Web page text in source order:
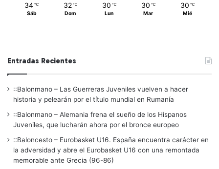
34 ℃
Sáb
32 ℃
Dom
30 ℃
Lun
30 ℃
Mar
30 ℃
Mié
Entradas Recientes
::Balonmano – Las Guerreras Juveniles vuelven a hacer
historia y pelearán por el título mundial en Rumanía
::Balonmano – Alemania frena el sueño de los Hispanos
Juveniles, que lucharán ahora por el bronce europeo
::Baloncesto – Eurobasket U16. España encuentra carácter en
la adversidad y abre el Eurobasket U16 con una remontada
memorable ante Grecia (96-86)